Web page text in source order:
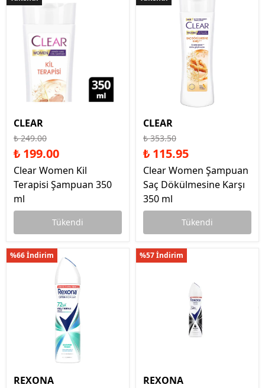
CLEAR
₺ 249.00
₺ 199.00
Clear Women Kil
Terapisi Şampuan 350
ml
Tükendi
CLEAR
₺ 353.50
₺ 115.95
Clear Women Şampuan
Saç Dökülmesine Karşı
350 ml
Tükendi
%66 İndirim
REXONA
%57 İndirim
REXONA